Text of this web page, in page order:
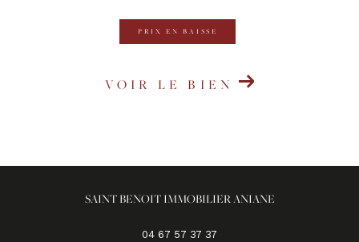
PRIX EN BAISSE
VOIR LE BIEN
SAINT BENOIT IMMOBILIER ANIANE
04 67 57 37 37